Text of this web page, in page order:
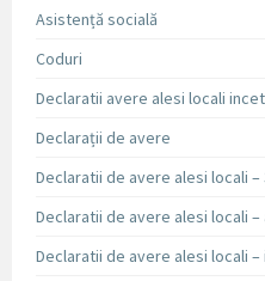
Asistență socială
Coduri
Declaratii avere alesi locali
Declarații de avere
Declaratii de avere alesi locali
Declaratii de avere alesi locali –
Declaratii de avere alesi locali –